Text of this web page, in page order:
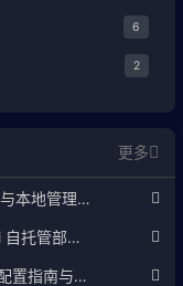
6
2
更多
No.68 MP Harvest：微信公众号文章爬取与本地管理工具使用指南
No.67 Halo 博客访问量统计系统：Umami 自托管部署完整教程
No.66 Halo 博客「资源下载管理」插件 · 配置指南与使用说明